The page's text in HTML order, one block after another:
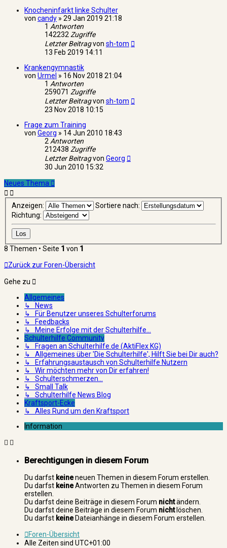
Knocheninfarkt linke Schulter
von candy » 29 Jan 2019 21:18
1 Antworten
142232Zugriffe
Letzter Beitragvon sh-tom
13 Feb 2019 14:11
Krankengymnastik
von Urmel » 16 Nov 2018 21:04
1 Antworten
259071 Zugriffe
Letzter Beitragvon sh-tom
23 Nov 2018 10:15
Frage zum Training
von Georg » 14 Jun 2010 18:43
2Antworten
212438 Zugriffe
Letzter Beitragvon Georg
30 Jun 2010 15:32
Neues Thema
Anzeigen:
Sortiere nach:
Richtung:
8 Themen • Seite 1 von 1
Zurück zur Foren-Übersicht
Gehe zu
Allgemeines
↳ News
↳ Für Benutzer unseres Schulterforums
↳ Feedbacks
↳ Meine Erfolge mit der Schulterhilfe...
Schulterhilfe Community
↳ Fragen an Schulterhilfe.de (AktiFlex KG)
↳ Allgemeines über 'Die Schulterhilfe', Hilft Sie bei Dir auch?
↳ Erfahrungsaustausch von Schulterhilfe Nutzern
↳ Wir möchten mehr von Dir erfahren!
↳ Schulterschmerzen...
↳ Small Talk
↳ Schulterhilfe News Blog
Kraftsport-Ecke
↳ Alles Rund um den Kraftsport
Information
Berechtigungen in diesem Forum
Du darfst keineneuen Themen in diesem Forum erstellen.
Du darfst keineAntworten zu Themen in diesem Forum
erstellen.
Du darfst deine Beiträge in diesem Forum nichtändern.
Du darfst deine Beiträge in diesem Forum nichtlöschen.
Du darfst keineDateianhänge in diesem Forum erstellen.
Foren-Übersicht
Alle Zeiten sind UTC+01:00